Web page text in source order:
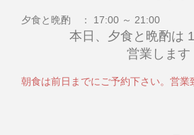
夕食と晩酌 ： 17:00 ～ 21:00
本日、夕食と晩酌は
営業します
朝食は前日までにご予約下さい。営業